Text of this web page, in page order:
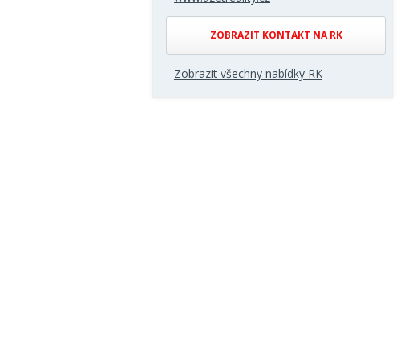
ZOBRAZIT KONTAKT NA RK
Zobrazit všechny nabídky RK